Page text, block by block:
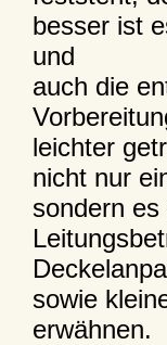
besser ist
und
auch die
leichter
nicht nur
sondern
sowie
erwähnen.